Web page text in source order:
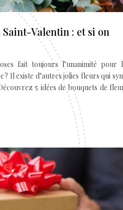
Valentin : et si on
fait toujours l’unanimité pour
? Il existe d’autres jolies fleurs qui
5 idées de bouquets de